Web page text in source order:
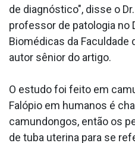
de diagnóstico", disse o
professor de patologia no
Biomédicas da Faculdade
autor sênior do artigo.
O estudo foi feito em
Falópio em humanos é
camundongos, então os
de tuba uterina para se